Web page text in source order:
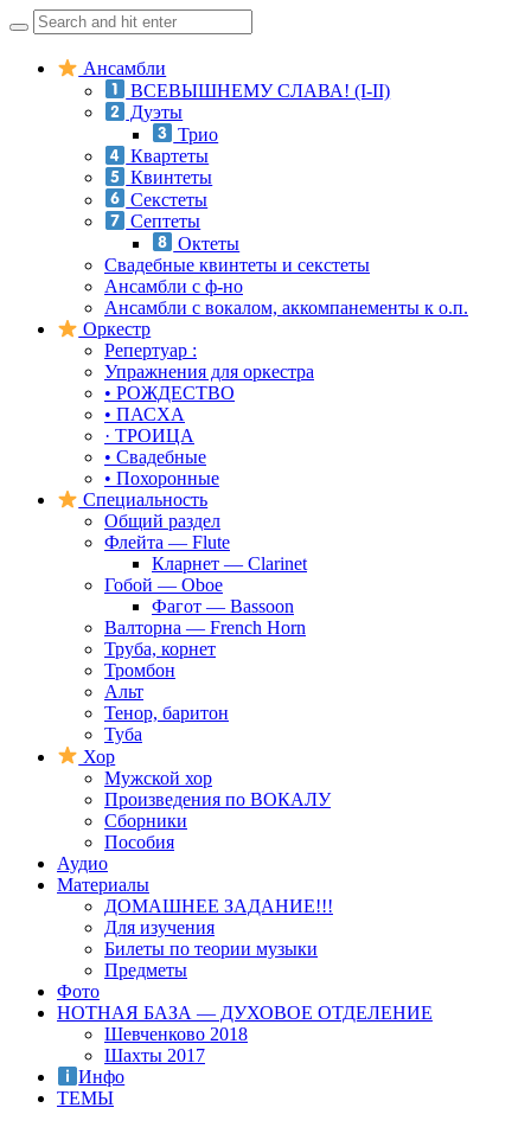
Search
for:
Skip
Ансамбли
ВСЕВЫШНЕМУ СЛАВА! (I-II)
Дуэты
Трио
Квартеты
Квинтеты
Секстеты
Септеты
Октеты
Свадебные квинтеты и секстеты
Ансамбли с ф-но
Ансамбли с вокалом, аккомпанементы к о.п.
Оркестр
Репертуар :
Упражнения для оркестра
• РОЖДЕСТВО
• ПАСХА
· ТРОИЦА
• Свадебные
• Похоронные
Специальность
Общий раздел
Флейта — Flute
Кларнет — Clarinet
Гобой — Oboe
Фагот — Bassoon
Валторна — French Horn
Труба, корнет
Тромбон
Альт
Тенор, баритон
Туба
Хор
Мужской хор
Произведения по ВОКАЛУ
Сборники
Пособия
Аудио
Материалы
ДОМАШНЕЕ ЗАДАНИЕ!!!
Для изучения
Билеты по теории музыки
Предметы
Фото
НОТНАЯ БАЗА — ДУХОВОЕ ОТДЕЛЕНИЕ
Шевченково 2018
Шахты 2017
Инфо
ТЕМЫ